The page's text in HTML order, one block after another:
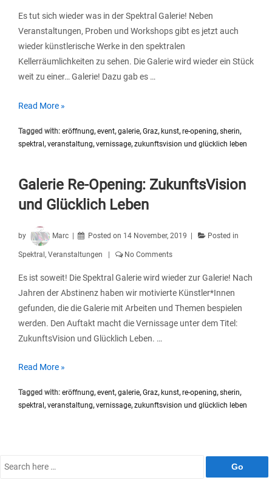
Es tut sich wieder was in der Spektral Galerie! Neben
Veranstaltungen, Proben und Workshops gibt es jetzt auch
wieder künstlerische Werke in den spektralen
Kellerräumlichkeiten zu sehen. Die Galerie wird wieder ein Stück
weit zu einer… Galerie! Dazu gab es …
Spektral
Re-
Opening
Read More »
Tagged with: eröffnung,event,galerie,Graz, kunst,re-opening,sherin,
spektral ,veranstaltung,vernissage,zukunftsvision und glücklich leben
Galerie Re-Opening: ZukunftsVision
und Glücklich Leben
by Marc Posted on 14 November, 2019 Posted in
Spektral, Veranstaltungen No Comments
Es ist soweit! Die Spektral Galerie wird wieder zur Galerie! Nach
Jahren der Abstinenz haben wir motivierte Künstler*Innen
gefunden, die die Galerie mit Arbeiten und Themen bespielen
werden. Den Auftakt macht die Vernissage unter dem Titel:
ZukunftsVision und Glücklich Leben. …
Galerie
Opening:
ZukunftsVision
Read More »
Tagged with: eröffnung,event,galerie,Graz, kunst,re-opening,sherin,
spektral ,veranstaltung,vernissage,zukunftsvision und glücklich leben
Search